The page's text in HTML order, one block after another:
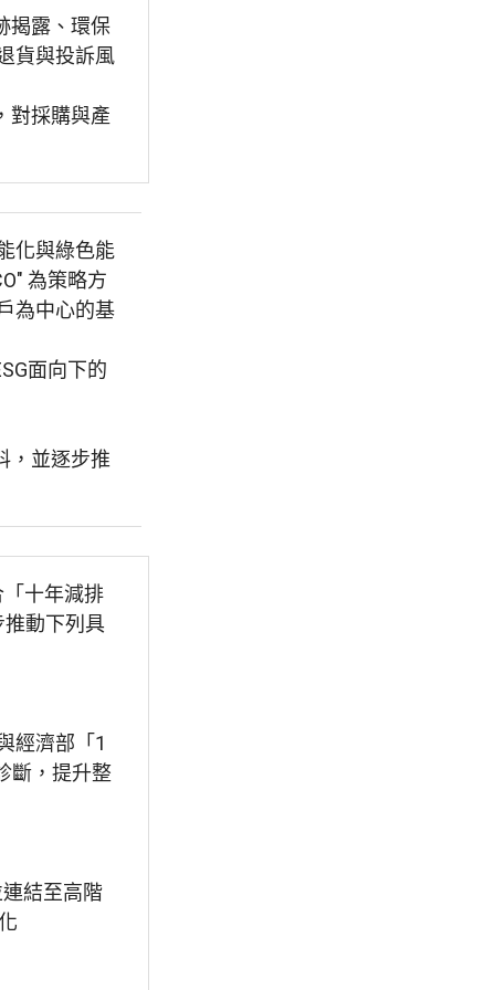
揭露、環保
貨與投訴風
對採購與產
化與綠色能
為策略方
為中心的基
面向下的
，並逐步推
十年減排
推動下列具
經濟部「1
斷，提升整
結至高階